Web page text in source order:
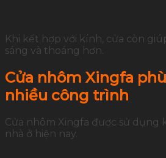
Khi kết hợp với kính, cửa còn
sáng và thoáng hơn.
Cửa nhôm Xingfa
nhiều công trình
Cửa nhôm Xingfa được sử dụng
nhà ở hiện nay.